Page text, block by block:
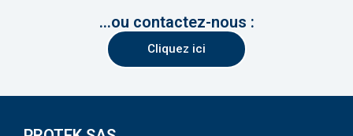
...ou contactez-nous :
Cliquez ici